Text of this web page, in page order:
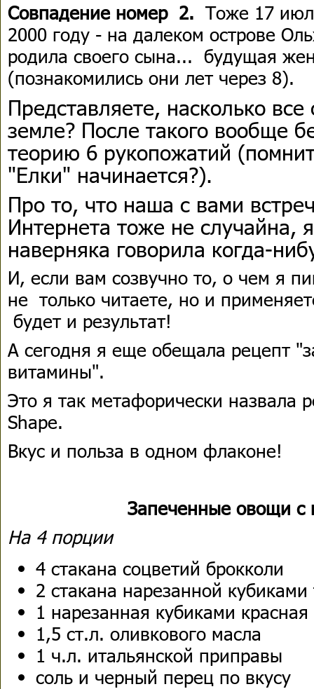
Совпадение номер 2. Тоже 17
2000 году - на далеком острове
родила своего сына... будущая
(познакомились они лет через 8).
Представляете, насколько
земле? После такого вообще
теорию 6 рукопожатий
"Елки" начинается?).
Про то, что наша с вами
Интернета тоже не случайна,
наверняка говорила когда-
И, если вам созвучно то, о чем я
не только читаете, но и
будет и результат!
А сегодня я еще обещала рецепт
витамины".
Это я так метафорически назвала
Shape.
Вкус и польза в одном флаконе!
Запеченные овощи с
На 4 порции
4 стакана соцветий брокколи
2 стакана нарезанной
1 нарезанная кубиками
1,5 ст.л. оливкового масла
1 ч.л. итальянской приправы
соль и черный перец по вкусу